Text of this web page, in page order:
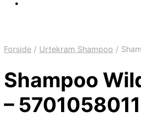
Forside / Urtekram Shampoo /
Shampoo
–